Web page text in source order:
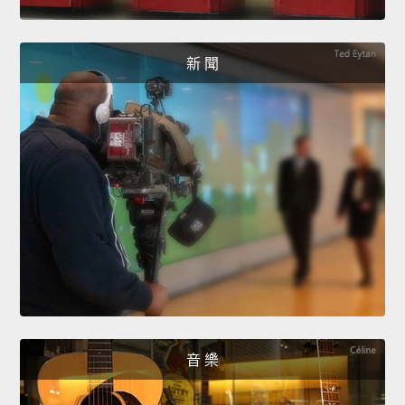
新 聞
音 樂